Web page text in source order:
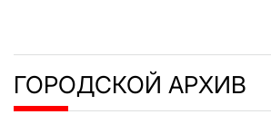
ГОРОДСКОЙ АРХИВ